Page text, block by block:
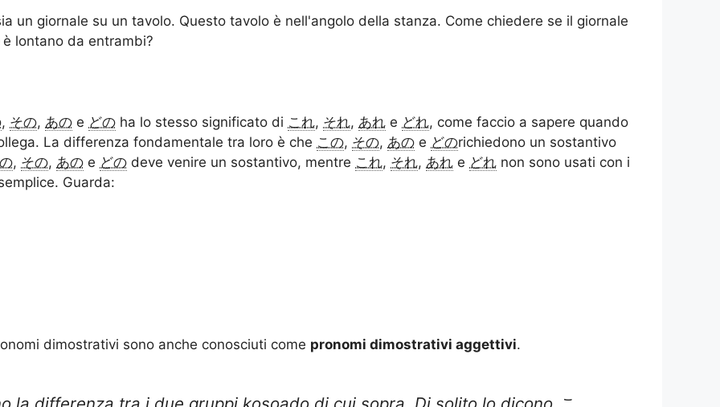
un giornale su un tavolo. Questo tavolo è nell'angolo della stanza. Come chiedere se il giornale
lontano da entrambi?
, その, あの e どの ha lo stesso significato di これ, それ, あれ e どれ, come faccio a sapere quando
La differenza fondamentale tra loro è che この, その, あの e どのrichiedono un sostantivo
, その, あの e どの deve venire un sostantivo, mentre これ, それ, あれ e どれ non sono usati con i
Guarda:
dimostrativi sono anche conosciuti come pronomi dimostrativi aggettivi.
la differenza tra i due gruppi kosoado di cui sopra. Di solito lo dicono こ